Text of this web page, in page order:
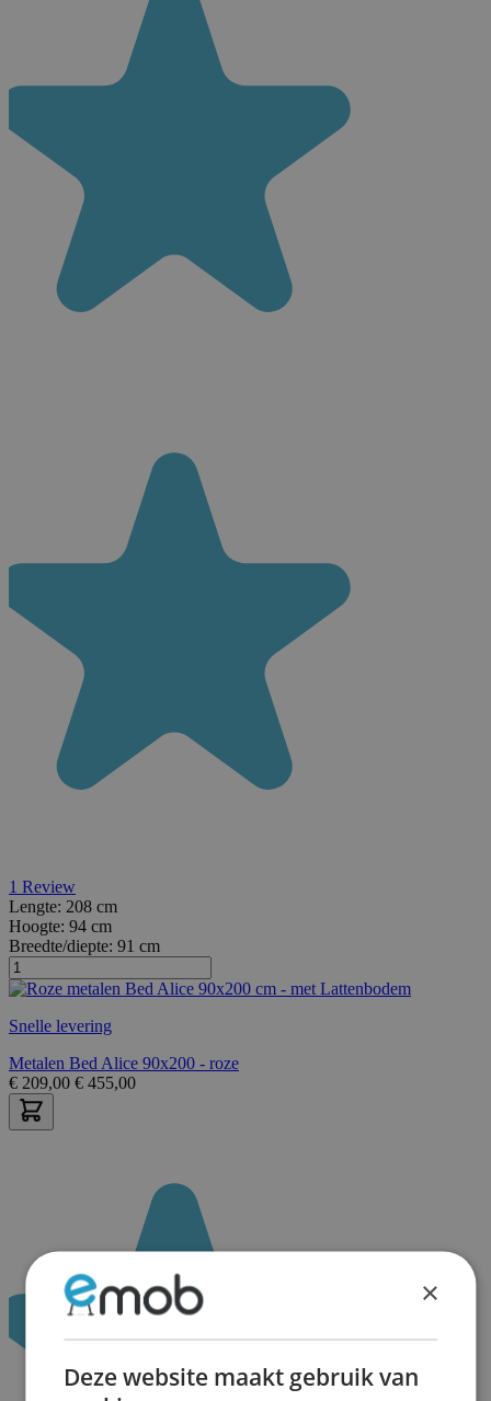
1 Review
Lengte: 208 cm
Hoogte: 94 cm
Breedte/diepte: 91 cm
Snelle levering
Metalen Bed Alice 90x200 - roze
€ 209,00 € 455,00
×
Deze website maakt gebruik van